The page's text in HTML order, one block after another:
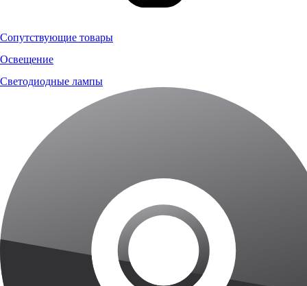
Сопутствующие товары
Освещение
Светодиодные лампы